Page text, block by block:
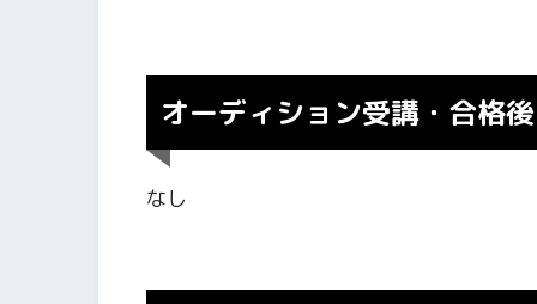
オーディション受講・合格
なし